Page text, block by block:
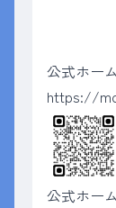
公式ホー
https://
公式ホー